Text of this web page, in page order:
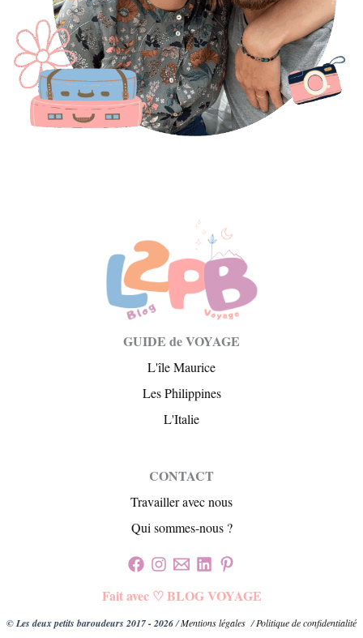
GUIDE de VOYAGE
L'île Maurice
Les Philippines
L'Italie
CONTACT
Travailler avec nous
Qui sommes-nous ?
Fait avec ♡ BLOG VOYAGE
© Les deux petits baroudeurs 2017 - 2026/Mentions légales /Politique de confidentialité